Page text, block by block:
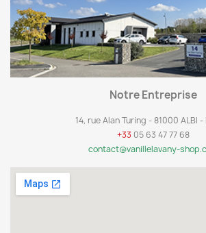
Notre Entreprise
14, rue Alan Turing - 81000 ALBI -
+33 05 63 47 77 68
contact@vanillelavany-